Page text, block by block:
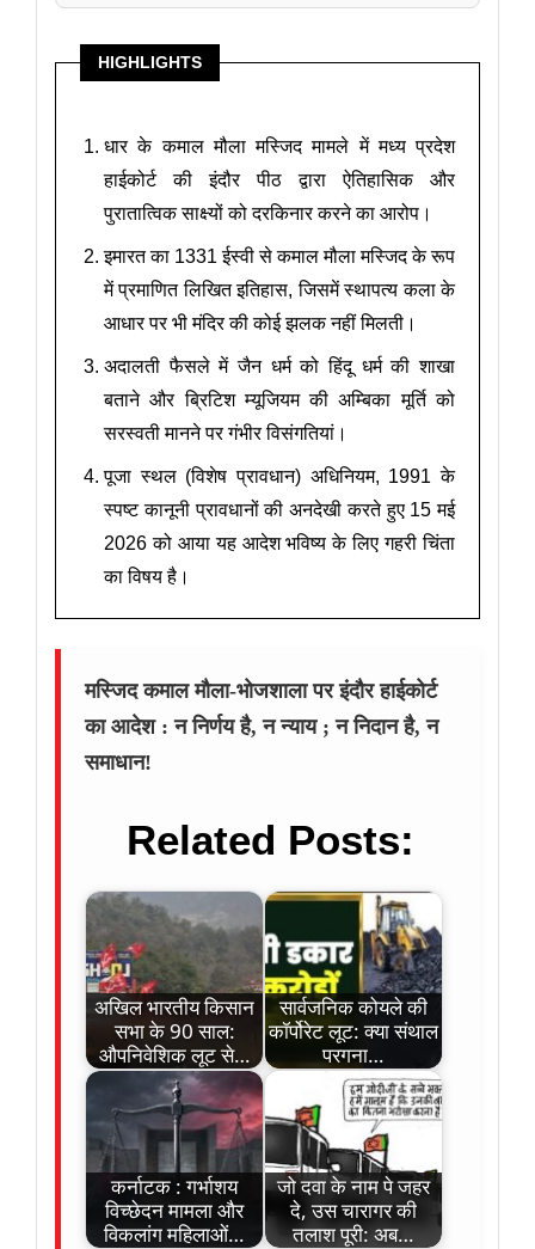
HIGHLIGHTS
धार के कमाल मौला मस्जिद मामले में मध्य प्रदेश
हाईकोर्ट की इंदौर पीठ द्वारा ऐतिहासिक और
पुरातात्विक साक्ष्यों को दरकिनार करने का आरोप।
इमारत का 1331 ईस्वी से कमाल मौला मस्जिद के रूप
में प्रमाणित लिखित इतिहास, जिसमें स्थापत्य कला के
आधार पर भी मंदिर की कोई झलक नहीं मिलती।
अदालती फैसले में जैन धर्म को हिंदू धर्म की शाखा
बताने और ब्रिटिश म्यूजियम की अम्बिका मूर्ति को
सरस्वती मानने पर गंभीर विसंगतियां।
पूजा स्थल (विशेष प्रावधान) अधिनियम, 1991 के
स्पष्ट कानूनी प्रावधानों की अनदेखी करते हुए 15 मई
2026 को आया यह आदेश भविष्य के लिए गहरी चिंता
का विषय है।
मस्जिद कमाल मौला-भोजशाला पर इंदौर हाईकोर्ट
का आदेश : न निर्णय है, न न्याय ; न निदान है, न
समाधान!
Related Posts:
अखिल भारतीय किसान
सभा के 90 साल:
औपनिवेशिक लूट से…
सार्वजनिक कोयले की
कॉर्पोरेट लूट: क्या संथाल
परगना…
कर्नाटक : गर्भाशय
विच्छेदन मामला और
विकलांग महिलाओं…
जो दवा के नाम पे जहर
दे, उस चारागर की
तलाश पूरी: अब…